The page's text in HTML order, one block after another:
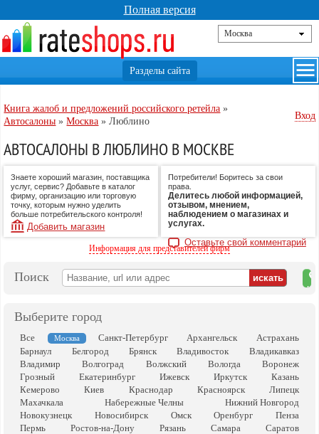
Полная версия
Книга жалоб и предложений российского ретейла »
Автосалоны »Москва »Люблино
Вход
АВТОСАЛОНЫ В ЛЮБЛИНО В МОСКВЕ
Знаете хороший магазин, поставщика
услуг, сервис? Добавьте в каталог
фирму, организацию или торговую
точку, которым нужно уделить
больше потребительского контроля!
Добавить магазин
Потребители! Боритесь за свои
права.
Делитесь любой информацией,
отзывом, мнением,
наблюдением о магазинах и
услугах.
Оставьте свой комментарий
Информация для представителей фирм
Поиск
на
Выберите город
Все Москва Санкт-Петербург Архангельск
Астрахань
Барнаул
Белгород Брянск Владивосток
Владикавказ
Владимир
Волгоград Волжский Вологда
Воронеж
Грозный
Екатеринбург Ижевск Иркутск
Казань
Кемерово
Киев Краснодар Красноярск
Липецк
Махачкала
Набережные Челны
Нижний Новгород
Новокузнецк
Новосибирск Омск Оренбург
Пенза
Пермь
Ростов-на-Дону Рязань Самара
Саратов